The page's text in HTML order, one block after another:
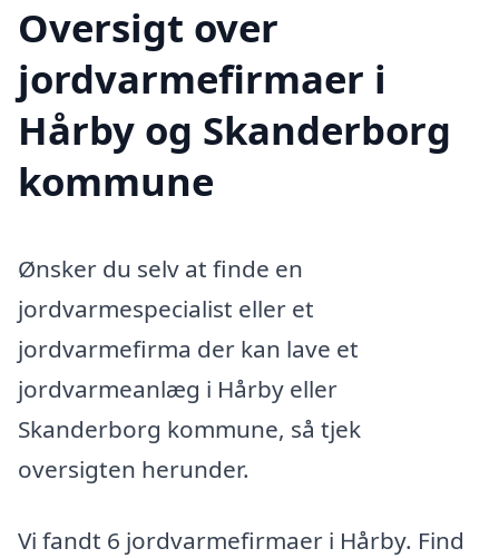
Oversigt over
jordvarmefirmaer i
Hårby og Skanderborg
kommune
Ønsker du selv at finde en
jordvarmespecialist eller et
jordvarmefirma der kan lave et
jordvarmeanlæg i Hårby eller
Skanderborg kommune, så tjek
oversigten herunder.
Vi fandt 6 jordvarmefirmaer i Hårby. Find